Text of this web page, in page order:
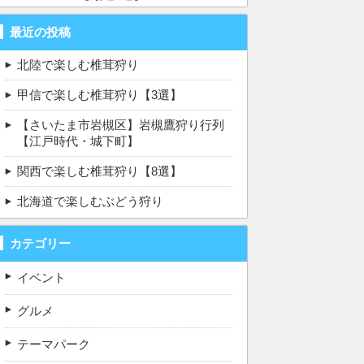
最近の投稿
北陸で楽しむ椎茸狩り
甲信で楽しむ椎茸狩り【3選】
【さいたま市岩槻区】岩槻鷹狩り行列
【江戸時代・城下町】
関西で楽しむ椎茸狩り【8選】
北海道で楽しむぶどう狩り
カテゴリー
イベント
グルメ
テーマパーク